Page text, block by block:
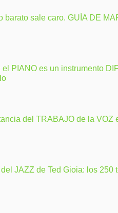
barato sale caro. GUÍA DE
el PIANO es un instrumento
del TRABAJO de la VOZ
JAZZ de Ted Gioia: los 250